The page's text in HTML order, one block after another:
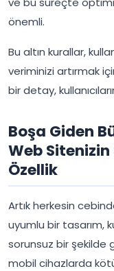
önemli.
Bu altın kurallar,
veriminizi artırmak
bir detay,
Boşa Giden
Web Sitenizin
Özellik
Artık herkesin
uyumlu bir tasarım,
sorunsuz bir şekilde
mobil cihazlarda